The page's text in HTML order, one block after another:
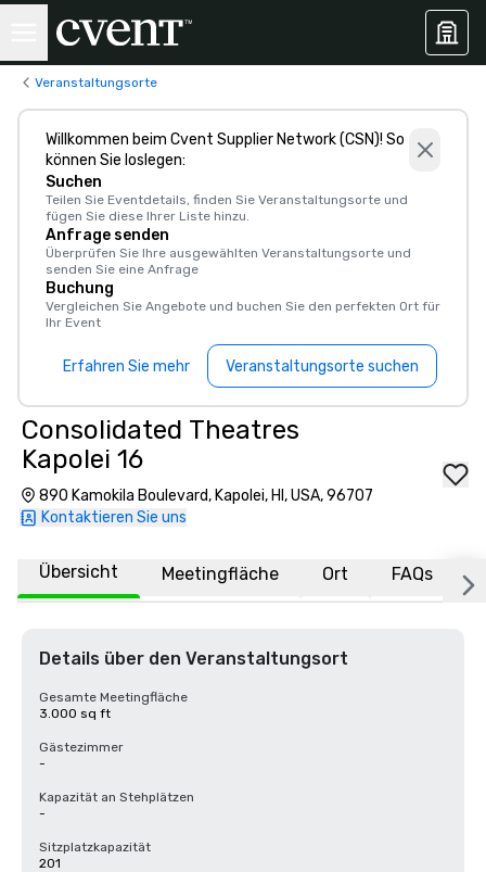
Veranstaltungsorte
Willkommen beim Cvent Supplier Network (CSN)! So
können Sie loslegen:
Suchen
Teilen Sie Eventdetails, finden Sie Veranstaltungsorte und
fügen Sie diese Ihrer Liste hinzu.
Anfrage senden
Überprüfen Sie Ihre ausgewählten Veranstaltungsorte und
senden Sie eine Anfrage
Buchung
Vergleichen Sie Angebote und buchen Sie den perfekten Ort für
Ihr Event
Erfahren Sie mehr Veranstaltungsorte suchen
Consolidated Theatres
Kapolei 16
890 Kamokila Boulevard, Kapolei, HI, USA, 96707
Kontaktieren Sie uns
Übersicht Meetingfläche Ort FAQs
Details über den Veranstaltungsort
Gesamte Meetingfläche
3.000 sq ft
Gästezimmer
-
Kapazität an Stehplätzen
-
Sitzplatzkapazität
201